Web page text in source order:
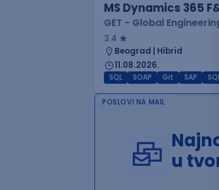
MS Dynamics 365
GET - Global
3.4
Beograd | Hibrid
11.08.2026.
SQL SOAP Git SAP
POSLOVI NA MAIL
u